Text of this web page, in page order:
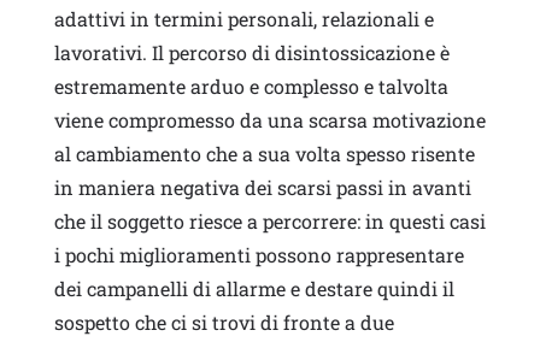
adattivi in termini personali, relazionali e
lavorativi. Il percorso di disintossicazione è
estremamente arduo e complesso e talvolta
viene compromesso da una scarsa motivazione
al cambiamento che a sua volta spesso risente
in maniera negativa dei scarsi passi in avanti
che il soggetto riesce a percorrere: in questi casi
i pochi miglioramenti possono rappresentare
dei campanelli di allarme e destare quindi il
sospetto che ci si trovi di fronte a due